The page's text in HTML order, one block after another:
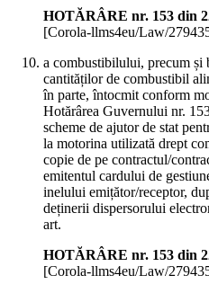
HOTĂRÂRE nr. 153 din
[Corola-llms4eu/Law/
a combustibilului, precum și
cantităților de combustibil
în parte, întocmit conform
Hotărârea Guvernului nr.
scheme de ajutor de stat
la motorina utilizată drept
copie de pe contractul/
emitentul cardului de
inelului emițător/receptor,
deținerii dispersorului
art.
HOTĂRÂRE nr. 153 din
[Corola-llms4eu/Law/